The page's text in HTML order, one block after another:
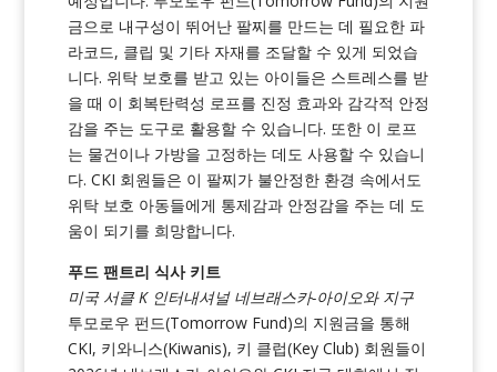
금으로 내구성이 뛰어난 팔찌를 만드는 데 필요한 파
라코드, 클립 및 기타 자재를 조달할 수 있게 되었습
니다. 위탁 보호를 받고 있는 아이들은 스트레스를 받
을 때 이 회복탄력성 로프를 진정 효과와 감각적 안정
감을 주는 도구로 활용할 수 있습니다. 또한 이 로프
는 물건이나 가방을 고정하는 데도 사용할 수 있습니
다. CKI 회원들은 이 팔찌가 불안정한 환경 속에서도
위탁 보호 아동들에게 통제감과 안정감을 주는 데 도
움이 되기를 희망합니다.
푸드 팬트리 식사 키트
미국 서클 K 인터내셔널 네브래스카-아이오와 지구
투모로우 펀드(Tomorrow Fund)의 지원금을 통해
CKI, 키와니스(Kiwanis), 키 클럽(Key Club) 회원들이